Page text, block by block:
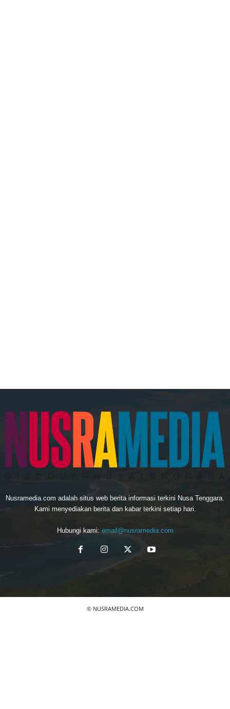
Nusramedia.com adalah situs web berita informasi terkini Nusa Tenggara.
Kami menyediakan berita dan kabar terkini setiap hari.
Hubungi kami: email@nusramedia.com
© NUSRAMEDIA.COM